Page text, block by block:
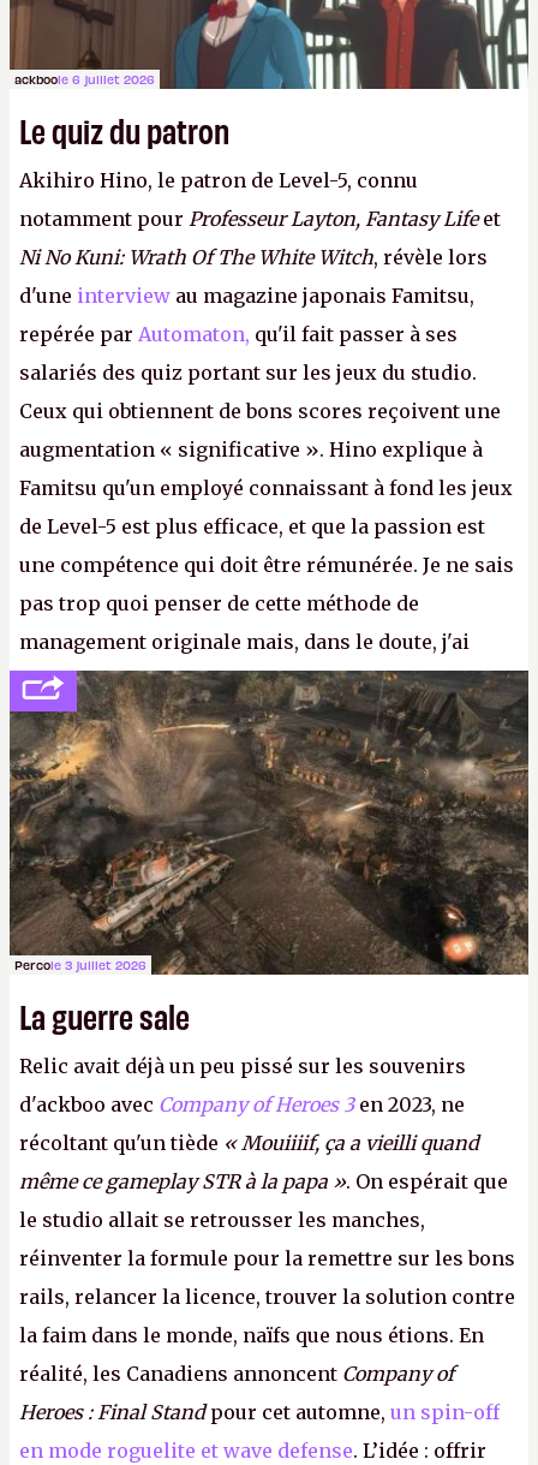
ackboole 6 juillet 2026
Le quiz du patron
Akihiro Hino, le patron de Level-5, connu
notamment pour Professeur Layton, Fantasy Lifeet
Ni No Kuni: Wrath Of The White Witch, révèle lors
d'une interview au magazine japonais Famitsu,
repérée par Automaton, qu'il fait passer à ses
salariés des quiz portant sur les jeux du studio.
Ceux qui obtiennent de bons scores reçoivent une
augmentation « significative ». Hino explique à
Famitsu qu'un employé connaissant à fond les jeux
de Level-5 est plus efficace, et que la passion est
une compétence qui doit être rémunérée. Je ne sais
pas trop quoi penser de cette méthode de
management originale mais, dans le doute, j'ai
décidé d'apprendre par cœur les 300 derniers
numéros deCanard PCavant de demander une
augmentation à Ivan Le Fou.A.
Percole 3 juillet 2026
La guerre sale
Relic avait déjà un peu pissé sur les souvenirs
d'ackboo avec Company of Heroes 3en 2023, ne
récoltant qu'un tiède « Mouiiiif, ça a vieilli quand
même ce gameplay STR à la papa ». On espérait que
le studio allait se retrousser les manches,
réinventer la formule pour la remettre sur les bons
rails, relancer la licence, trouver la solution contre
la faim dans le monde, naïfs que nous étions. En
réalité, les Canadiens annoncent Company of
Heroes : Final Standpour cet automne, un spin-off
en mode roguelite et wave defense. L’idée : offrir